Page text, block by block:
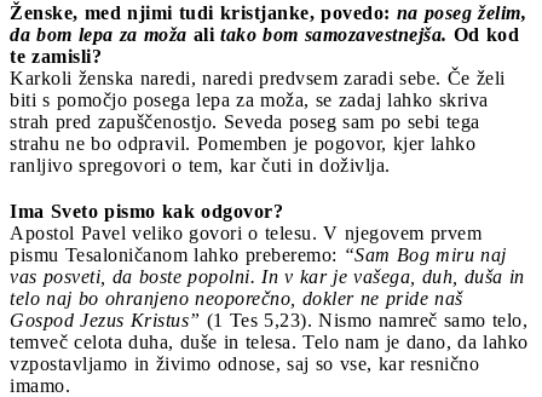
Ženske, med njimi tudi kristjanke, povedo: na poseg želim,
da bom lepa za moža ali tako bom samozavestnejša. Od kod
te zamisli?
Karkoli ženska naredi, naredi predvsem zaradi sebe. Če želi
biti s pomočjo posega lepa za moža, se zadaj lahko skriva
strah pred zapuščenostjo. Seveda poseg sam po sebi tega
strahu ne bo odpravil. Pomemben je pogovor, kjer lahko
ranljivo spregovori o tem, kar čuti in doživlja.
Ima Sveto pismo kak odgovor?
Apostol Pavel veliko govori o telesu. V njegovem prvem
pismu Tesaloničanom lahko preberemo: “Sam Bog miru naj
vas posveti, da boste popolni. In v kar je vašega, duh, duša in
telo naj bo ohranjeno neoporečno, dokler ne pride naš
Gospod Jezus Kristus” (1 Tes 5,23). Nismo namreč samo telo,
temveč celota duha, duše in telesa. Telo nam je dano, da lahko
vzpostavljamo in živimo odnose, saj so vse, kar resnično
imamo.